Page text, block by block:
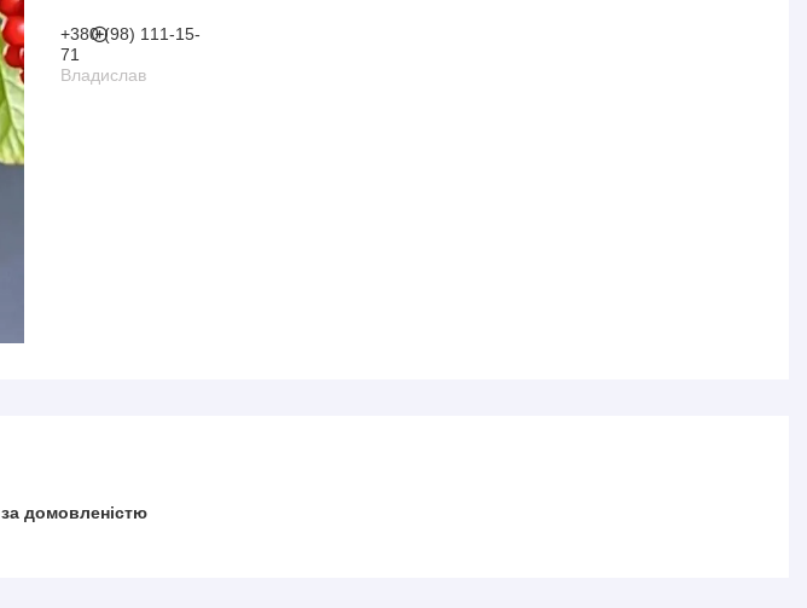
+380 (98) 111-15-
71
Владислав
за домовленістю